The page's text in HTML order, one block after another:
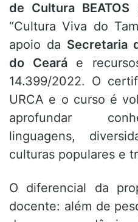
de Cultura BEATOS
“Cultura Viva do
apoio da Secretaria
do Cearáe
14.399/2022. O
URCA e o curso é
aprofundar
linguagens,
culturas populares e
O diferencial da
docente: além de